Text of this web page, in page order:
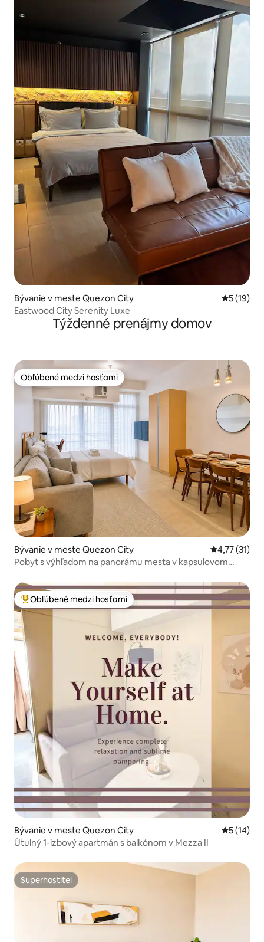
Bývanie v meste Quezon City
5 (19)
Eastwood City Serenity Luxe
Týždenné prenájmy domov
Obľúbené medzi hosťami
Obľúbené medzi hosťami
Bývanie v meste Quezon City Priemerné
4,77 (31)
Pobyt s výhľadom na panorámu mesta v kapsulovom
centrum Eastwood Mall
Najobľúbenejšie medzi hosťami
Obľúbené medzi hosťami
Bývanie v meste Quezon City
5 (14)
Útulný 1-izbový apartmán s balkónom v Mezza II
Superhostiteľ
Superhostiteľ